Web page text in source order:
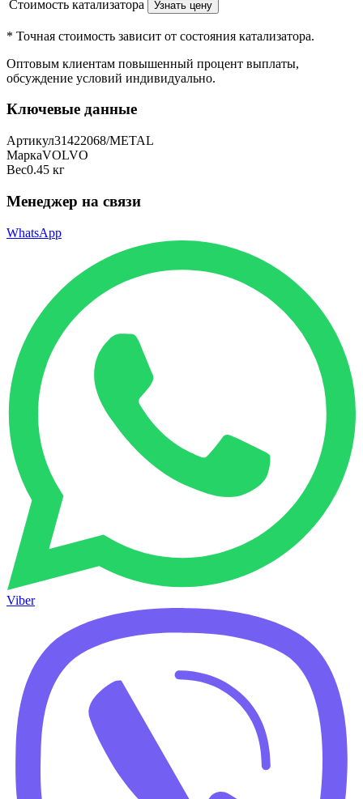
Стоимость катализатора
Узнать цену
* Точная стоимость зависит от состояния катализатора.
Оптовым клиентам повышенный процент выплаты,
обсуждение условий индивидуально.
Ключевые данные
Артикул31422068/METAL
МаркаVOLVO
Вес0.45 кг
Менеджер на связи
WhatsApp
Viber